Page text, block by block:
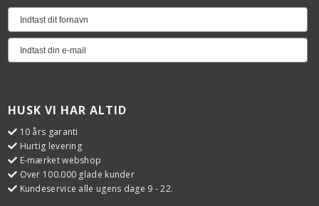
HUSK VI HAR ALTID
10 års garanti
Hurtig levering
E-mærket webshop
Over 100.000 glade kunder
Kundeservice alle ugens dage 9 - 22.